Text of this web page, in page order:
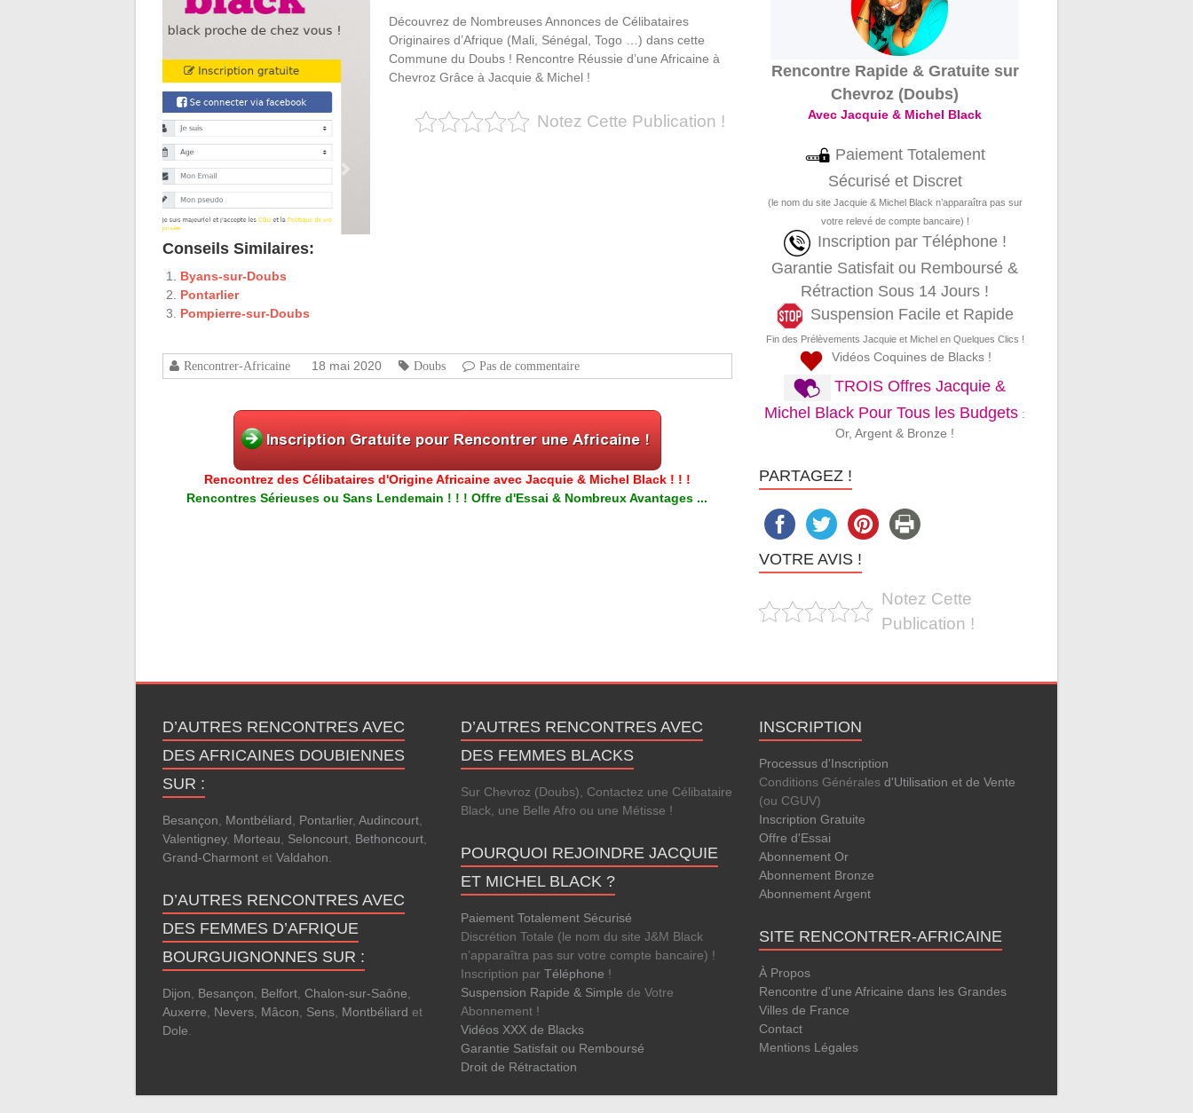
Découvrez de Nombreuses Annonces de Célibataires
Originaires d’Afrique (Mali, Sénégal, Togo …) dans cette
Commune du Doubs ! Rencontre Réussie d’une Africaine à
Chevroz Grâce à Jacquie & Michel !
Notez Cette Publication !
Conseils Similaires:
Byans-sur-Doubs
Pontarlier
Pompierre-sur-Doubs
Rencontrer-Africaine 18 mai 2020 Doubs Pas de commentaire
Rencontrez des Célibataires d'Origine Africaine avec Jacquie & Michel Black ! ! !
Rencontres Sérieuses ou Sans Lendemain ! ! ! Offre d'Essai & Nombreux Avantages ...
Rencontre Rapide & Gratuite sur
Chevroz (Doubs)
Avec Jacquie & Michel Black
Paiement Totalement
Sécurisé et Discret
(le nom du site Jacquie & Michel Black n’apparaîtra pas sur
votre relevé de compte bancaire) !
Inscription par Téléphone !
Garantie Satisfait ou Remboursé &
Rétraction Sous 14 Jours !
Suspension Facile et Rapide
Fin des Prélèvements Jacquie et Michel en Quelques Clics !
Vidéos Coquines de Blacks !
TROIS Offres Jacquie &
Michel Black Pour Tous les Budgets :
Or, Argent & Bronze !
PARTAGEZ !
VOTRE AVIS !
Notez Cette
Publication !
D’AUTRES RENCONTRES AVEC
DES AFRICAINES DOUBIENNES
SUR :
Besançon Montbéliard Pontarlier, Audincourt
Valentigney, Morteau Seloncourt Bethoncourt
Grand-Charmont et Valdahon
D’AUTRES RENCONTRES AVEC
DES FEMMES D’AFRIQUE
BOURGUIGNONNES SUR :
Dijon Besançon Belfort Chalon-sur-Saône
Auxerre
Nevers Mâcon Sens Montbéliard et
Dole
D’AUTRES RENCONTRES AVEC
DES FEMMES BLACKS
Sur Chevroz (Doubs), Contactez une Célibataire
Black, une Belle Afro ou une Métisse !
POURQUOI REJOINDRE JACQUIE
ET MICHEL BLACK ?
Paiement Totalement Sécurisé
Discrétion Totale (le nom du site J&M Black
n’apparaîtra pas sur votre compte bancaire) !
Inscription par Téléphone !
Suspension Rapide & Simple de Votre
Abonnement !
Vidéos XXX de Blacks
Garantie Satisfait ou Remboursé
Droit de Rétractation
INSCRIPTION
Processus d'Inscription
Conditions Générales d'Utilisation et de Vente
(ou CGUV)
Inscription Gratuite
Offre d'Essai
Abonnement Or
Abonnement Bronze
Abonnement Argent
SITE RENCONTRER-AFRICAINE
À Propos
Rencontre d'une Africaine dans les Grandes
Villes de France
Contact
Mentions Légales